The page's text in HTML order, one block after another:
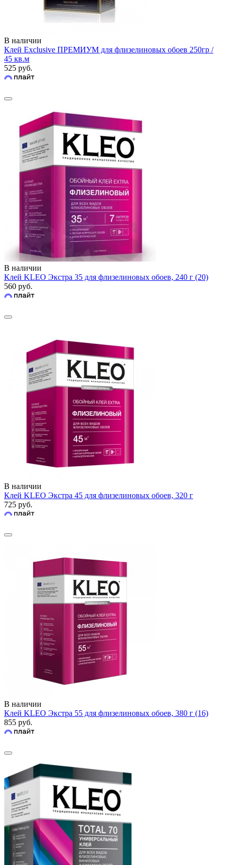
В наличии
Клей Exclusive ПРЕМИУМ для флизелиновых обоев 250гр /
45 кв.м
525 руб.
В наличии
Клей KLEO Экстра 35 для флизелиновых обоев, 240 г (20)
560 руб.
В наличии
Клей KLEO Экстра 45 для флизелиновых обоев, 320 г
725 руб.
В наличии
Клей KLEO Экстра 55 для флизелиновых обоев, 380 г (16)
855 руб.